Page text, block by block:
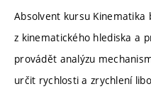
Absolvent kursu Kinematika
z kinematického hlediska a
provádět analýzu
určit rychlosti a zrychlení